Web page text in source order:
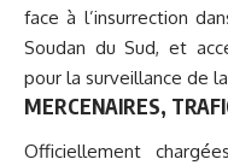
face à l’insurrection
Soudan du Sud, et
pour la surveillance de
MERCENAIRES,
Officiellement